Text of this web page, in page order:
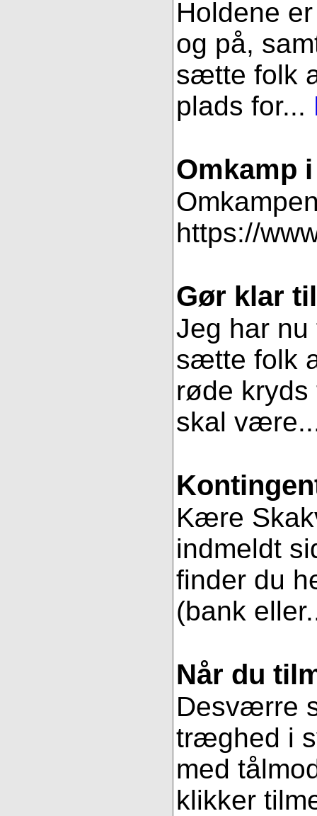
Holdene
og på,
sætte folk
plads for...
Omkamp
https://
Gør klar
Jeg har
sætte folk
røde
skal
Kære
indmeldt
finder du
(bank
Når du
Desværre
træghed i
med
klikker